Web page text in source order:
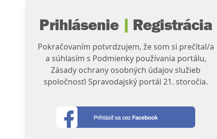
Prihlásenie | Registrácia
Pokračovaním potvrdzujem, že som si prečítal/a
a súhlasím s Podmienky používania portálu,
Zásady ochrany osobných údajov služieb
spoločnosťi Spravodajský portál 21. storočia.